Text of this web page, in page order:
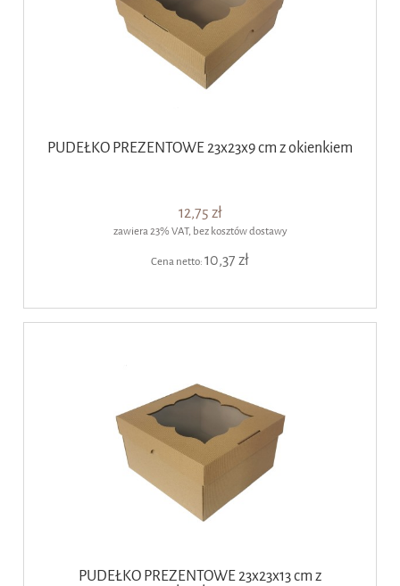
PUDEŁKO PREZENTOWE 23x23x9 cm z okienkiem
12,75 zł
zawiera 23% VAT, bez kosztów dostawy
Cena netto:10,37 zł
PUDEŁKO PREZENTOWE 23x23x13 cm z